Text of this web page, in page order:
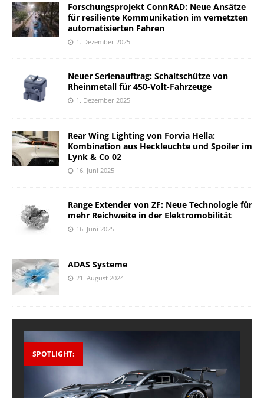
Forschungsprojekt ConnRAD: Neue Ansätze
für resiliente Kommunikation im vernetzten
automatisierten Fahren
1. Dezember 2025
Neuer Serienauftrag: Schaltschütze von
Rheinmetall für 450-Volt-Fahrzeuge
1. Dezember 2025
Rear Wing Lighting von Forvia Hella:
Kombination aus Heckleuchte und Spoiler im
Lynk & Co 02
16. Juni 2025
Range Extender von ZF: Neue Technologie für
mehr Reichweite in der Elektromobilität
16. Juni 2025
ADAS Systeme
21. August 2024
SPOTLIGHT: